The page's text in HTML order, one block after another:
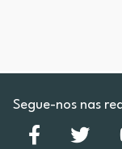
Segue-nos nas